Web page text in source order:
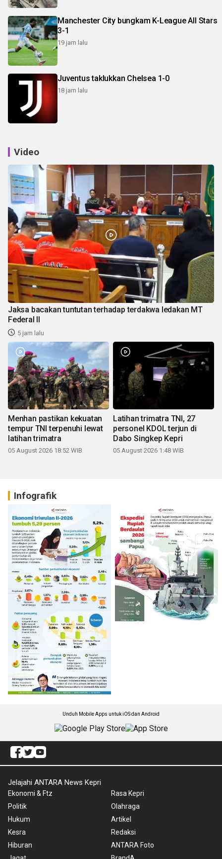
Manchester City bungkam K-League All Stars
3-1
19 jam lalu
Juventus taklukkan Chelsea 1-0
18 jam lalu
Video
Jaksa bacakan tuntutan terhadap terdakwa ledakan MT
Federal II
5 jam lalu
Menhan pastikan kekuatan
tempur TNI terpenuhi lewat
latihan trimatra
05 August 2026 18:52 WIB
Latihan trimatra TNI, 27
personel KDOL terjun di
Dabo Singkep Kepri
05 August 2026 1:48 WIB
Infografik
Unduh Mobile Apps untuk iOS dan Android
Jelajahi ANTARA News Kepri
Ekonomi & Ftz
Politik
Hukum
Kesra
Hiburan
Rasa Kepri
Olahraga
Artikel
Redaksi
ANTARA Foto